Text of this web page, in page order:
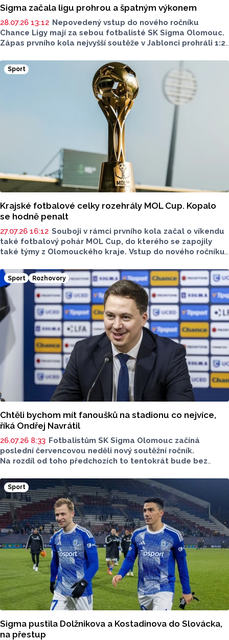
Sigma začala ligu prohrou a špatným výkonem
28.07.26 13:12 Nepovedený vstup do nového ročníku
Chance Ligy mají za sebou fotbalisté SK Sigma Olomouc.
Zápas prvního kola nejvyšší soutěže v Jablonci prohráli 1:2.
nakonec domácí, kteří šetřili některé z opor na odvetu
evropského poháru, dokázali vývoj otočit.
Sport
Krajské fotbalové celky rozehrály MOL Cup. Kopalo
se hodně penalt
27.07.26 16:12 Souboji v rámci prvního kola začal o víkendu
také fotbalový pohár MOL Cup, do kterého se zapojily
také týmy z Olomouckého kraje. Vstup do nového ročníku
souboje a jedno překvapení nováčka.
Sport Rozhovory
Chtěli bychom mít fanoušků na stadionu co nejvíce,
říká Ondřej Navrátil
26.07.26 8:33 Fotbalistům SK Sigma Olomouc začíná
poslední červencovou neděli nový soutěžní ročník.
Na rozdíl od toho předchozích to tentokrát bude bez
maximálně soustředit na Chance Ligu a domácí pohár.
A cíle, ty mají jasné. „Chceme být v první šestce
po základní části a potom bojovat o co nejlepší konečné
umístění,“ řekl Ondřej Navrátil, předseda představenstva
SK Sigma.
Sport
Sigma pustila Dolžnikova a Kostadinova do Slovácka,
na přestup